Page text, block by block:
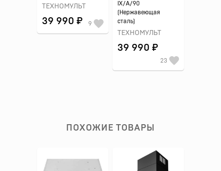
ТЕХНОМУЛЬТ
39 990 ₽ 9
IX/A/90
(Нержавеющая
сталь)
ТЕХНОМУЛЬТ
39 990 ₽
23
ПОХОЖИЕ ТОВАРЫ